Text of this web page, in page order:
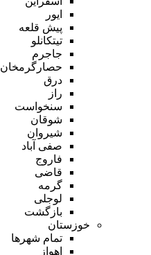
ایور
پیش قلعه
تیتکانلو
جاجرم
حصارگرمخان
درق
راز
سنخواست
شوقان
شیروان
صفی آباد
فاروج
قاضی
گرمه
لوجلی
بازگشت
خوزستان
تمام شهر‌ها
اهواز